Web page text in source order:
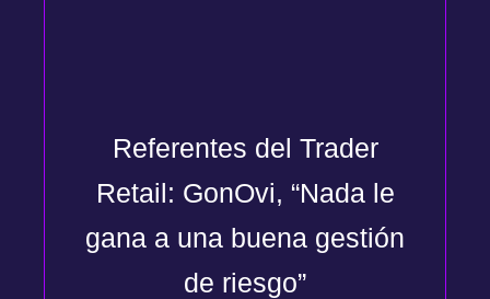
Referentes del Trader
Retail: GonOvi, “Nada le
gana a una buena gestión
de riesgo”